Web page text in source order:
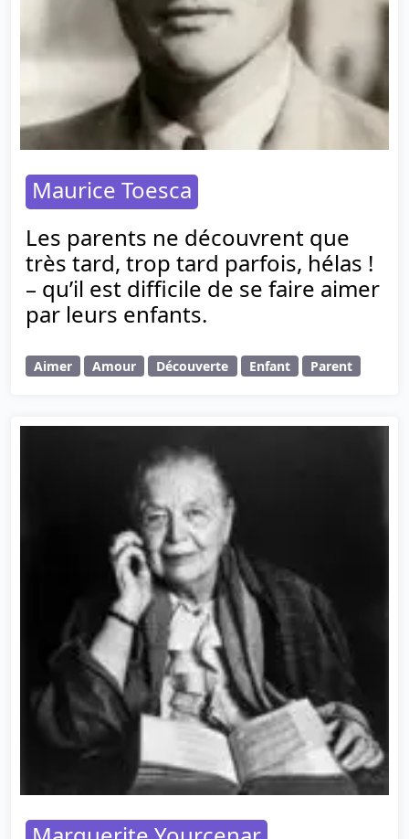
Maurice Toesca
Les parents ne découvrent que
très tard, trop tard parfois, hélas !
– qu’il est difficile de se faire aimer
par leurs enfants.
Aimer Amour Découverte Enfant Parent